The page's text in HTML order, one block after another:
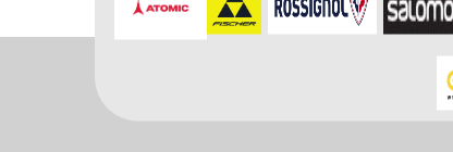
Für